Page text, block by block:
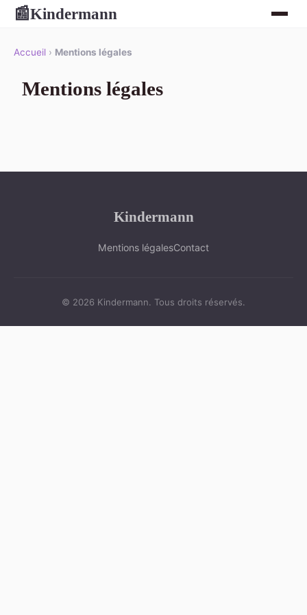
📰Kindermann
Accueil › Mentions légales
Mentions légales
Kindermann
Mentions légalesContact
© 2026 Kindermann. Tous droits réservés.